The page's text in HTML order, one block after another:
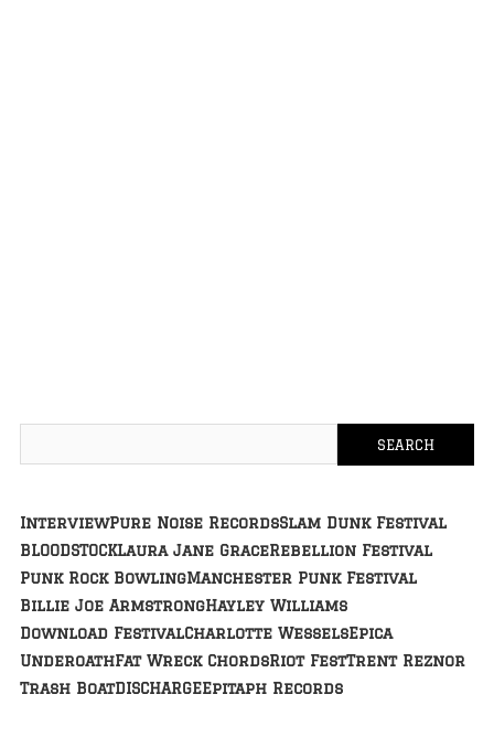
InterviewPure Noise RecordsSlam Dunk Festival
BLOODSTOCKLaura Jane GraceRebellion Festival
Punk Rock BowlingManchester Punk Festival
Billie Joe ArmstrongHayley Williams
Download FestivalCharlotte WesselsEpica
UnderoathFat Wreck ChordsRiot FestTrent Reznor
Trash BoatDISCHARGEEpitaph Records